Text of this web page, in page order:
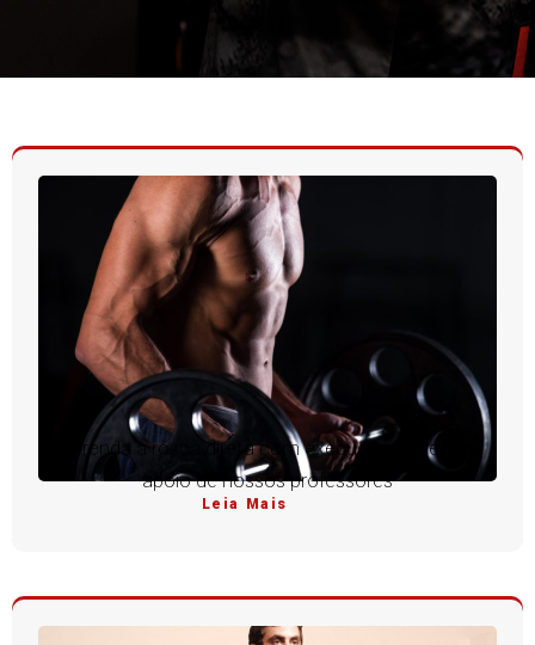
Aprenda a rosca direta com execução perfeita e
apoio de nossos professores
Leia Mais